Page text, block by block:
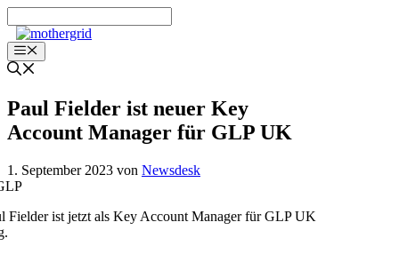
Inhalt
springenMenü
Paul Fielder ist neuer Key
Account Manager für GLP UK
1. September 2023 von Newsdesk
Fielder ist jetzt als Key Account Manager für GLP UK